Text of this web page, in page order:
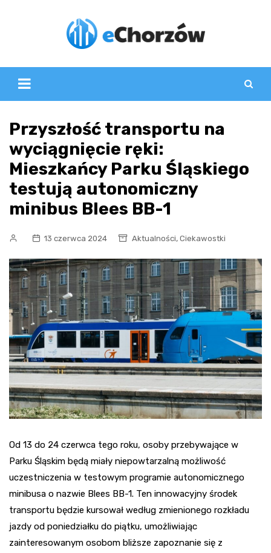
Przyszłość transportu na
wyciągnięcie ręki:
Mieszkańcy Parku Śląskiego
testują autonomiczny
minibus Blees BB-1
13 czerwca 2024 Aktualności, Ciekawostki
Od 13 do 24 czerwca tego roku, osoby przebywające w
Parku Śląskim będą miały niepowtarzalną możliwość
uczestniczenia w testowym programie autonomicznego
minibusa o nazwie Blees BB-1. Ten innowacyjny środek
transportu będzie kursował według zmienionego rozkładu
jazdy od poniedziałku do piątku, umożliwiając
zainteresowanym osobom bliższe zapoznanie się z